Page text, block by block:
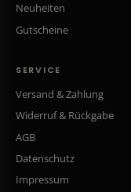
Neuheiten
Gutscheine
SERVICE
Versand & Zahlung
Widerruf & Rückgabe
AGB
Datenschutz
Impressum